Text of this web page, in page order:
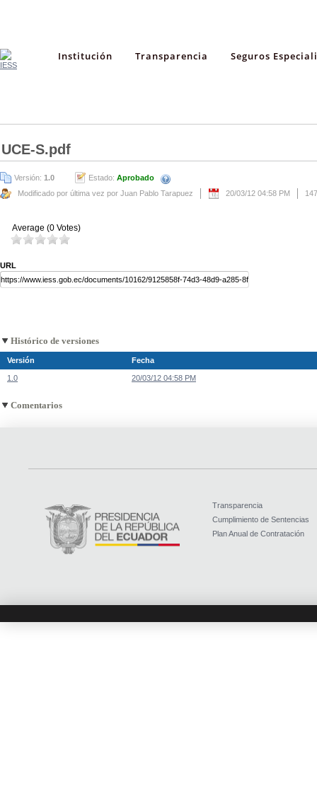
Institución Transparencia Seguros
UCE-S.pdf
Versión: 1.0 Estado: Aprobado
Modificado por última vez por Juan Pablo Tarapuez
20/03/12 04:58 PM
Average (0 Votes)
URL
Histórico de versiones
Versión Fecha
1.0 20/03/12 04:58 PM
Comentarios
Transparencia
Cumplimiento de Sentencias
Plan Anual de Contratación